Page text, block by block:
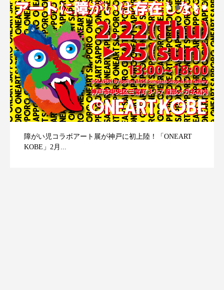
障がい児コラボアート展が神戸に初上陸！「ONEART
KOBE」2月...